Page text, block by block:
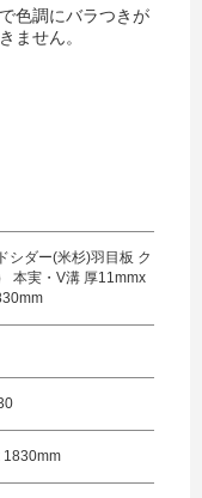
色調にバラつきが
ません。
シダー(米杉)羽目板 ク
本実・V溝 厚11mmx
1830mm